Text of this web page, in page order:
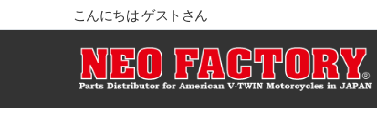
こんにちは ゲストさん